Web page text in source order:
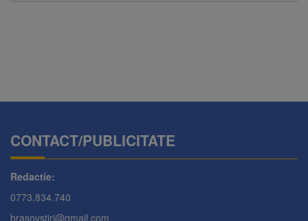
CONTACT/PUBLICITATE
Redactie:
0773.834.740
brasovstiri@gmail.com